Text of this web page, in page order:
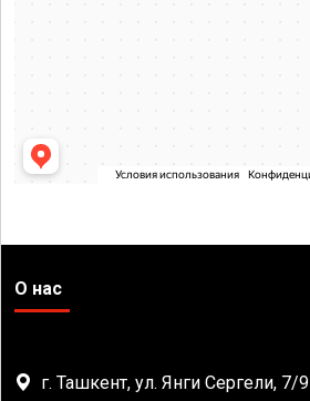
О нас
г. Ташкент, ул. Янги Сергели, 7/9